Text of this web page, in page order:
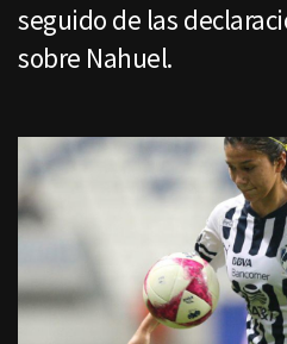
seguido de las
sobre Nahuel.